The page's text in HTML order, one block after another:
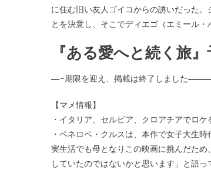
に住む旧い友人ゴイコからの誘いだった
とを決意し、そこでディエゴ（エミール・
『ある愛へと続く旅
―–期限を迎え、掲載は終了しました
【マメ情報】
・イタリア、セルビア、クロアチアでロケ
・ペネロペ・クルスは、本作で女子大生
実生活でも母となりこの映画に挑んだた
していたのではないかと思います」と語っ